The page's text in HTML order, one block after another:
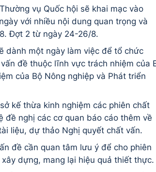
vụ Quốc hội sẽ khai mạc vào
với nhiều nội dung quan trọng và
Đợt 2 từ ngày 24-26/8.
dành một ngày làm việc để tổ chức
đề thuộc lĩnh vực trách nhiệm của
của Bộ Nông nghiệp và Phát triển
kế thừa kinh nghiệm các phiên chất
đề nghị các cơ quan báo cáo thêm về
liệu, dự thảo Nghị quyết chất vấn.
đề cần quan tâm lưu ý để cho phiên
dựng, mang lại hiệu quả thiết thực.